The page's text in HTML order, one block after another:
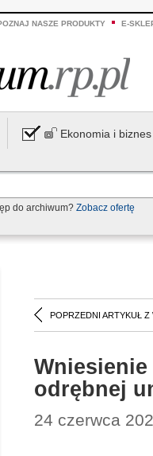
NASZE PRODUKTY E-
Ekonomia i biznes
do archiwum? Zobacz ofertę
POPRZEDNI ARTYKUŁ Z
odrębnej
24 czerwca